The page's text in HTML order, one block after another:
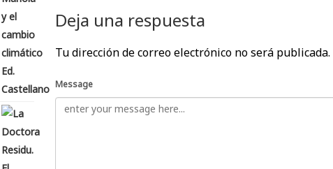
Deja una respuesta
Tu dirección de correo electrónico no será publicada.
Message